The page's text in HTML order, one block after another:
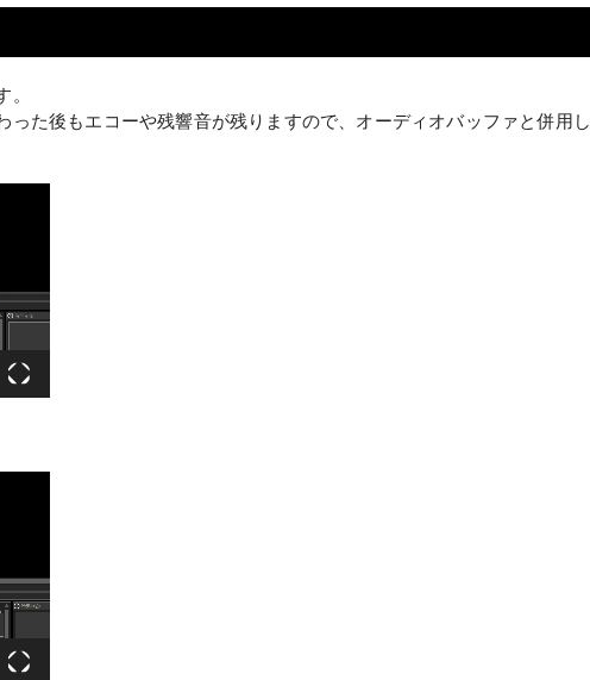
った後もエコーや残響音が残りますので、オーディオバッファと併用し